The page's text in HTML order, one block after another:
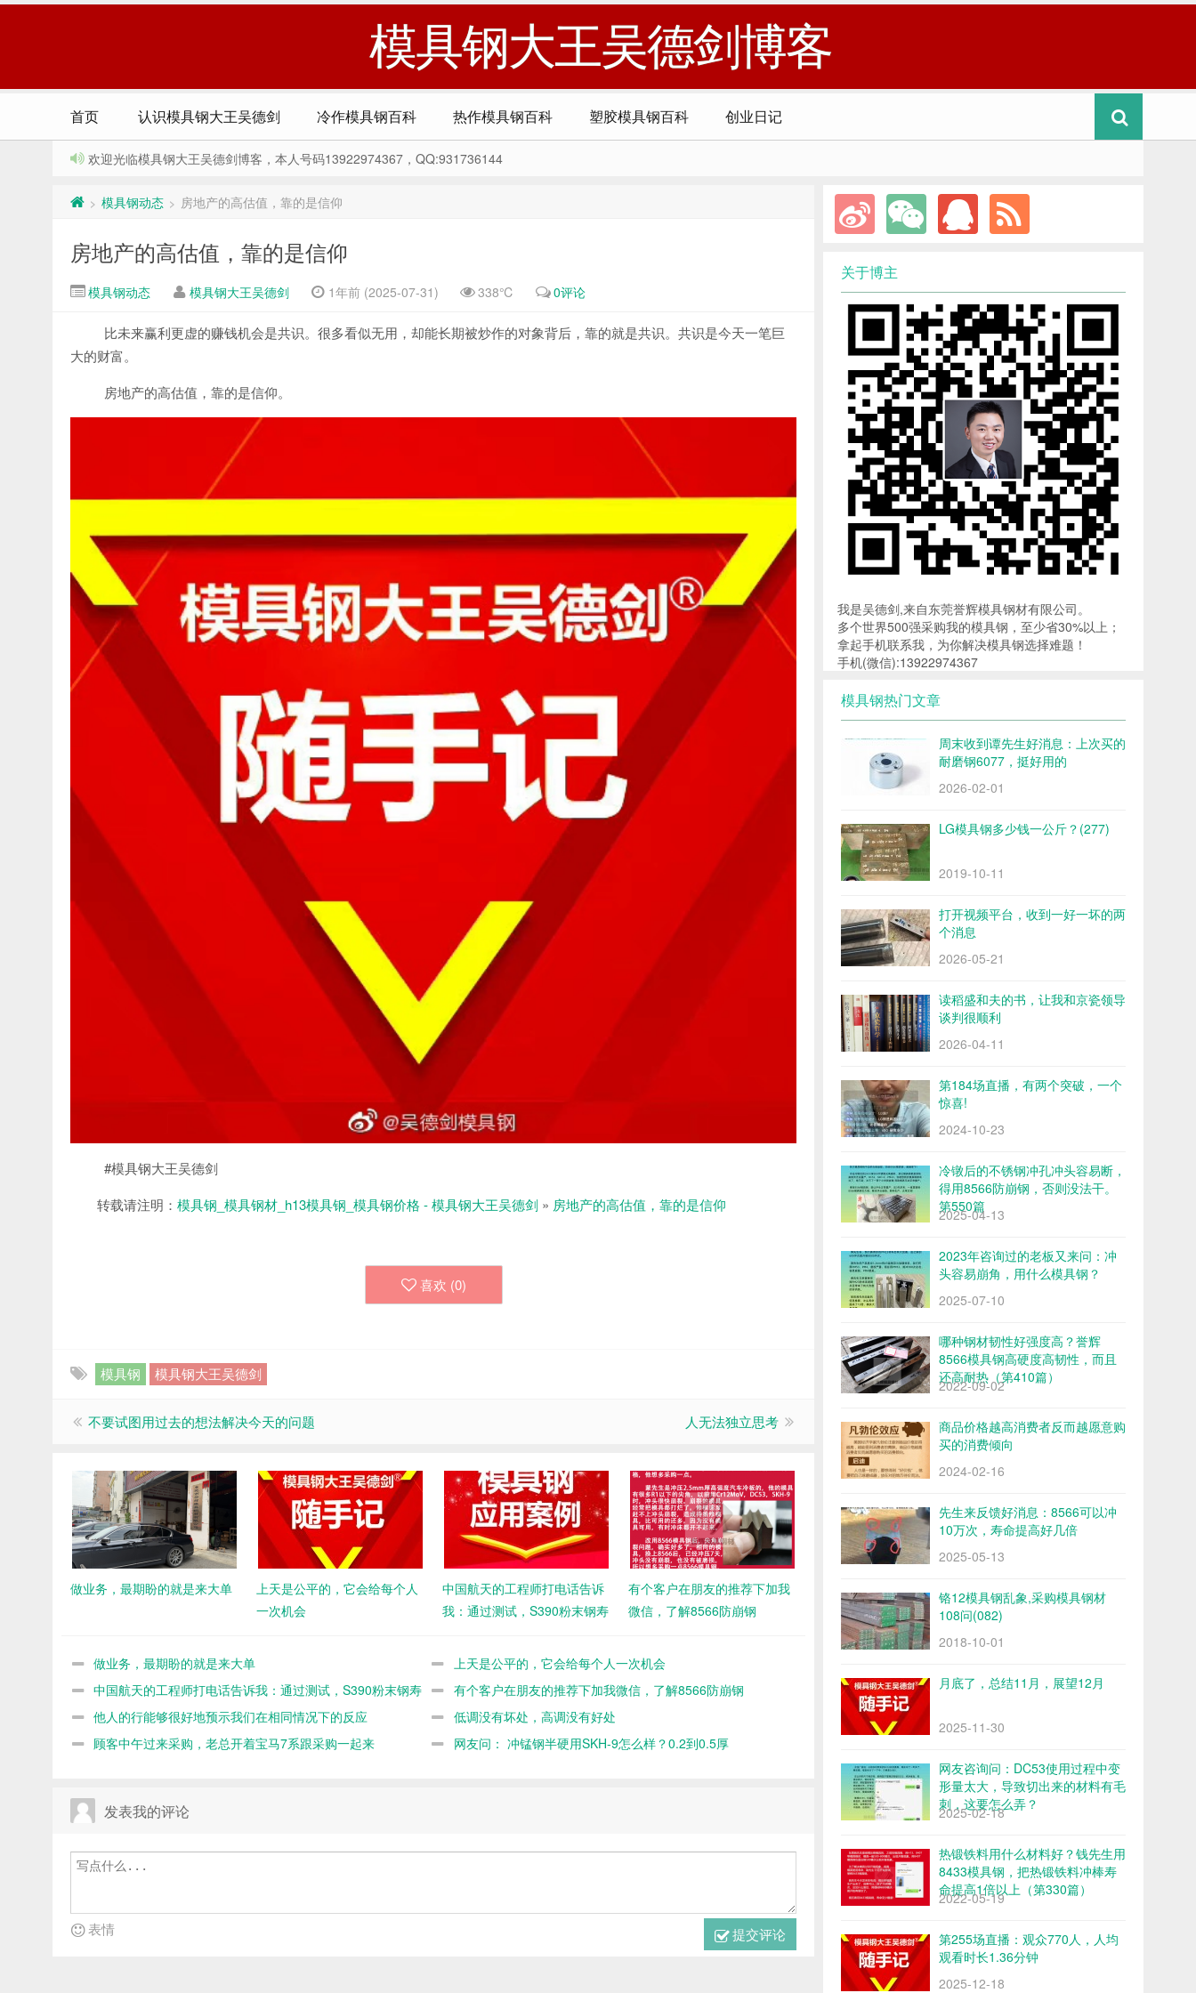
模具钢大王吴德剑博客
首页 认识模具钢大王吴德剑 冷作模具钢百科 热作模具钢百科 塑胶模具钢百科 创业日记
欢迎光临模具钢大王吴德剑博客，本人号码13922974367，QQ:931736144
> 模具钢动态 > 房地产的高估值，靠的是信仰
房地产的高估值，靠的是信仰
模具钢动态 模具钢大王吴德剑 1年前 (2025-07-31) 338℃ 0评论
比未来赢利更虚的赚钱机会是共识。很多看似无用，却能长期被炒作的对象背后，靠的就是共识。共识是今天一笔巨
大的财富。
房地产的高估值，靠的是信仰。
#模具钢大王吴德剑
转载请注明： 模具钢_模具钢材_h13模具钢_模具钢价格 - 模具钢大王吴德剑 » 房地产的高估值，靠的是信仰
喜欢 (0)
模具钢 模具钢大王吴德剑
不要试图用过去的想法解决今天的问题 人无法独立思考
做业务，最期盼的就是来大单
上天是公平的，它会给每个人
一次机会
中国航天的工程师打电话告诉
我：通过测试，S390粉末钢寿
有个客户在朋友的推荐下加我
微信，了解8566防崩钢
做业务，最期盼的就是来大单
上天是公平的，它会给每个人一次机会
中国航天的工程师打电话告诉我：通过测试，S390粉末钢寿
命不如8566
有个客户在朋友的推荐下加我微信，了解8566防崩钢
他人的行能够很好地预示我们在相同情况下的反应
低调没有坏处，高调没有好处
顾客中午过来采购，老总开着宝马7系跟采购一起来
网友问： 冲锰钢半硬用SKH-9怎么样？0.2到0.5厚
发表我的评论
提交评论
表情
关于博主
我是吴德剑,来自东莞誉辉模具钢材有限公司。
多个世界500强采购我的模具钢，至少省30%以上；
拿起手机联系我，为你解决模具钢选择难题！
手机(微信):13922974367
模具钢热门文章
周末收到谭先生好消息：上次买的
耐磨钢6077，挺好用的
2026-02-01
LG模具钢多少钱一公斤？(277)
2019-10-11
打开视频平台，收到一好一坏的两
个消息
2026-05-21
读稻盛和夫的书，让我和京瓷领导
谈判很顺利
2026-04-11
第184场直播，有两个突破，一个
惊喜!
2024-10-23
冷镦后的不锈钢冲孔冲头容易断，
得用8566防崩钢，否则没法干。
第550篇
2025-04-13
2023年咨询过的老板又来问：冲
头容易崩角，用什么模具钢？
2025-07-10
哪种钢材韧性好强度高？誉辉
8566模具钢高硬度高韧性，而且
还高耐热（第410篇）
2022-09-02
商品价格越高消费者反而越愿意购
买的消费倾向
2024-02-16
先生来反馈好消息：8566可以冲
10万次，寿命提高好几倍
2025-05-13
铬12模具钢乱象,采购模具钢材
108问(082)
2018-10-01
月底了，总结11月，展望12月
2025-11-30
网友咨询问：DC53使用过程中变
形量太大，导致切出来的材料有毛
刺，这要怎么弄？
2025-02-18
热锻铁料用什么材料好？钱先生用
8433模具钢，把热锻铁料冲棒寿
命提高1倍以上（第330篇）
2022-05-19
第255场直播：观众770人，人均
观看时长1.36分钟
2025-12-18